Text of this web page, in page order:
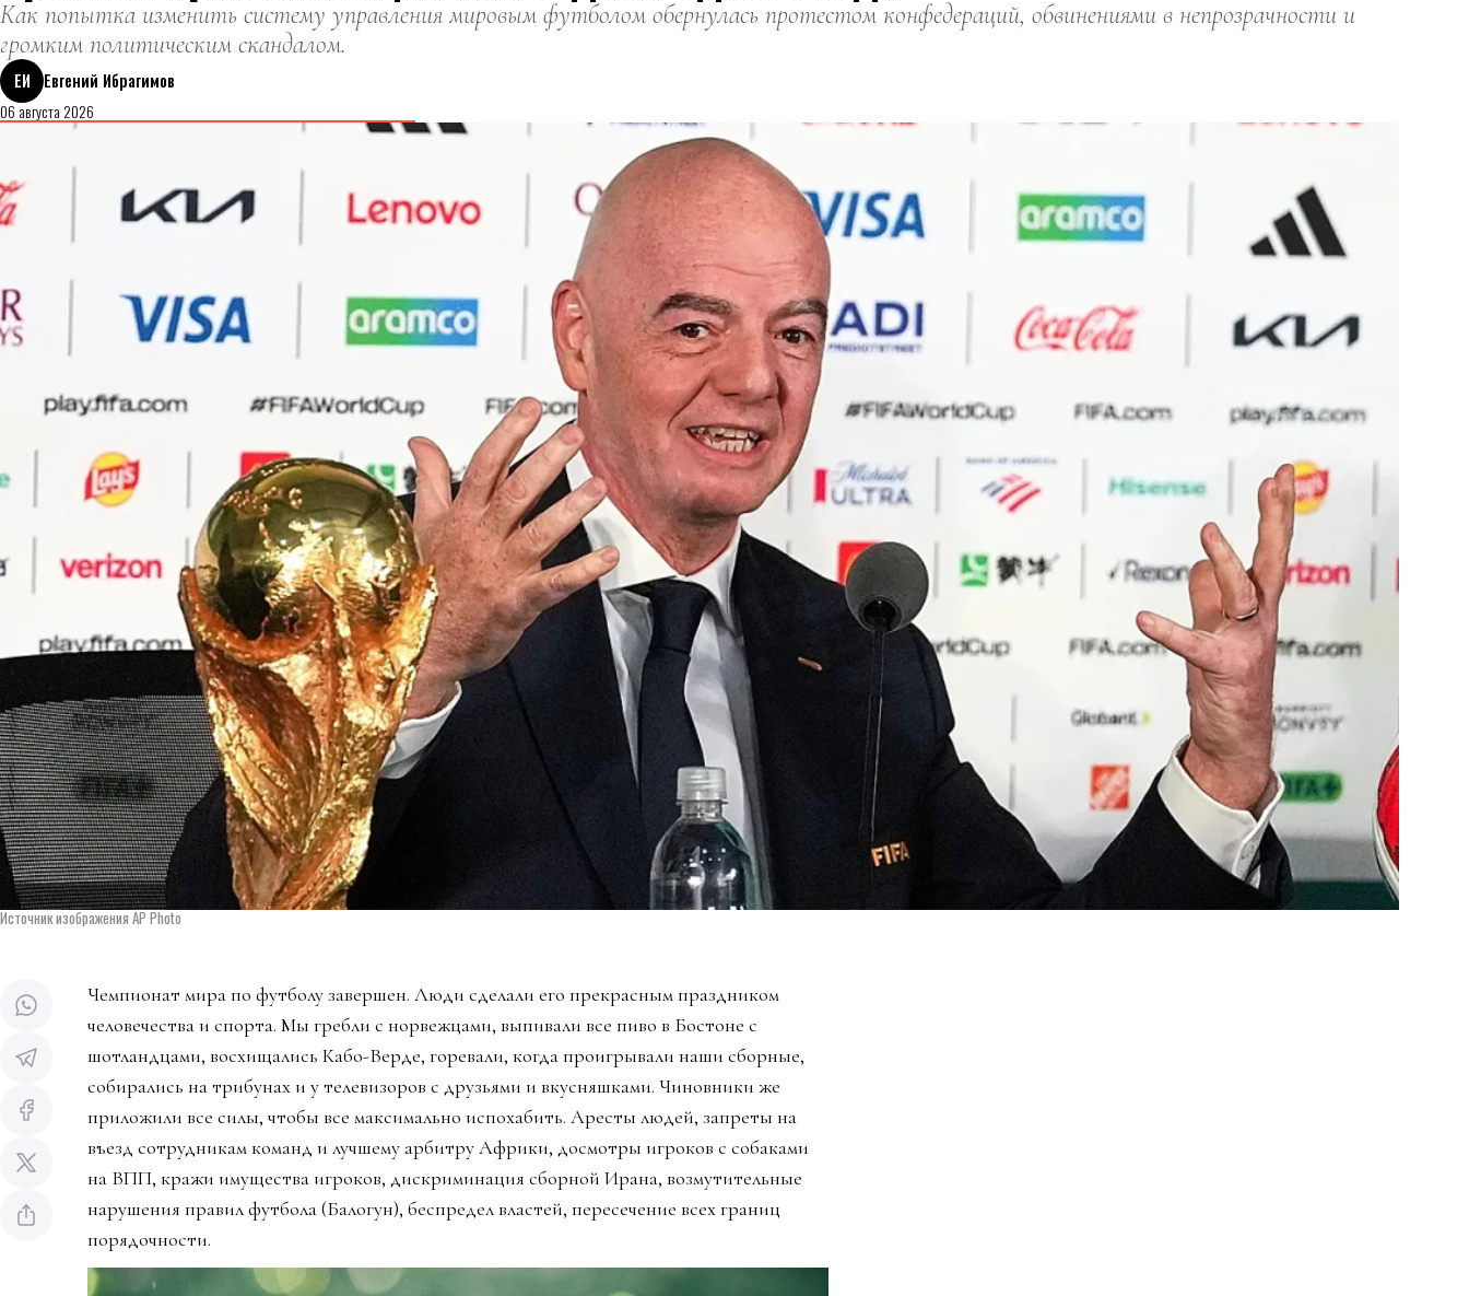
Как попытка изменить систему управления мировым футболом обернулась протестом конфедераций, обвинениями в непрозрачности и
громким политическим скандалом.
ЕИ
Евгений Ибрагимов
06 августа 2026
Источник изображения AP Photo
Чемпионат мира по футболу завершен. Люди сделали его прекрасным праздником
человечества и спорта. Мы гребли с норвежцами, выпивали все пиво в Бостоне с
шотландцами, восхищались Кабо-Верде, горевали, когда проигрывали наши сборные,
собирались на трибунах и у телевизоров с друзьями и вкусняшками. Чиновники же
приложили все силы, чтобы все максимально испохабить. Аресты людей, запреты на
въезд сотрудникам команд и лучшему арбитру Африки, досмотры игроков с собаками
на ВПП, кражи имущества игроков, дискриминация сборной Ирана, возмутительные
нарушения правил футбола (Балогун), беспредел властей, пересечение всех границ
порядочности.